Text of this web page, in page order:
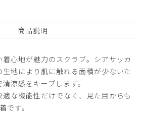
2026-06-19
160cm 体重: 66-70kg
商品説明
心地が魅力のスクラブ。シアサッカ
地により肌に触れる面積が少ないた
涼感をキープします。
な機能性だけでなく、見た目からも
です。